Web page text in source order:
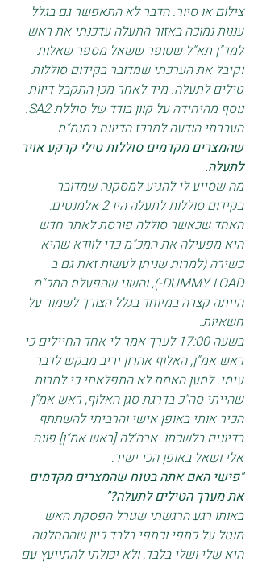
צילום או סיור. הדבר לא התאפשר גם בגלל
עננות נמוכה באזור התעלה עדכנתי את ראש
למד"ן תא"ל שטופר ששאל מספר שאלות
וקיבל את הערכתי שמדובר בקידום סוללות
טילים לתעלה. מיד לאחר מכן התקבל דיוות
נוסף מהיחידה על קוון בודד של סוללת SA2.
העברתי הודעה למרכז הדיווח במנמ"ת
שהמצרים מקדמים סוללות טילי קרקע אויר
לתעלה.
מה שסייע לי להגיע למסקנה שמדובר
בקידום סוללות לתעלה היו 2 אלמנטים:
האחד שכאשר סוללה פורסת לאתר חדש
היא מפעילה את המכ"מ כדי לוודא שהיא
כשירה (למרות שניתן לעשות זאת גם ב
DUMMY LOAD-), והשני שהפעלת המכ"מ
הייתה קצרה במיוחד בגלל הצורך לשמור על
חשאיות.
בשעה 17:00 לערך אמר לי אחד החיילים כי
ראש אמ"ן, האלוף אהרון יריב מבקש לדבר
עימי. למען האמת לא התפלאתי כי למרות
שהייתי סה"כ בדרגת סגן האלוף, ראש אמ"ן
הכיר אותי באופן אישי והרביתי להשתתף
בדיונים בלשכתו. ארה'לה [ראש אמ"ן] פונה
אלי ושאל באופן הכי ישיר:
"פישי האם אתה בטוח שהמצרים מקדמים
את מערך הטילים לתעלה?"
באותו רגע הרגשתי שגורל הפסקת האש
מוטל על כתפי וכתפי בלבד כיון שההחלטה
היא שלי ושלי בלבד, ולא יכולתי להתייעץ עם